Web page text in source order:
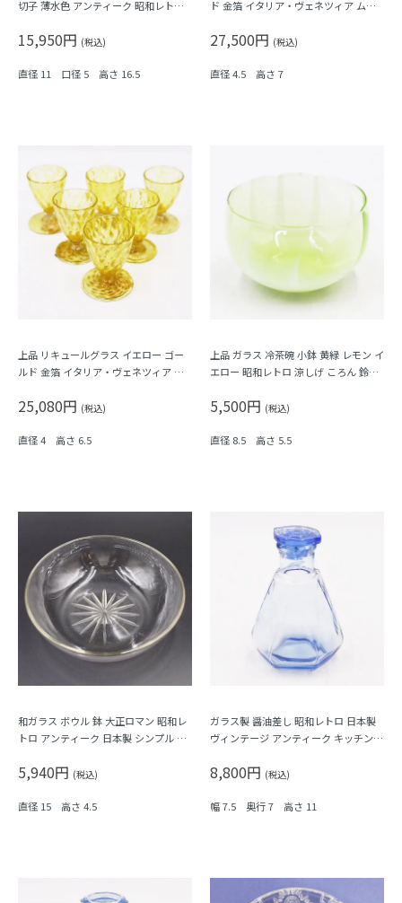
切子 薄水色 アンティーク 昭和レトロ
15,950円 (税込)
直径 11 口径 5 高さ 16.5
ド 金箔 イタリア・ヴェネツィア ムラ
27,500円 (税込)
直径 4.5 高さ 7
上品 リキュールグラス イエロー ゴー
ルド 金箔 イタリア・ヴェネツィア ム
エ
25,080円 (税込)
直径 4 高さ 6.5
上品 ガラス 冷茶碗 小鉢 黄緑 レモン イ
エロー 昭和レトロ 涼しげ ころん 鈴茶
5,500円 (税込)
直径 8.5 高さ 5.5
和ガラス ボウル 鉢 大正ロマン 昭和レ
トロ アンティーク 日本製 シンプル 素
味
5,940円 (税込)
直径 15 高さ 4.5
ガラス製 醤油差し 昭和レトロ 日本製
ヴィンテージ アンティーク キッチン用
8,800円 (税込)
幅 7.5 奥行 7 高さ 11